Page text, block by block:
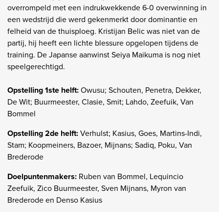
overrompeld met een indrukwekkende 6-0 overwinning in
een wedstrijd die werd gekenmerkt door dominantie en
felheid van de thuisploeg. Kristijan Belic was niet van de
partij, hij heeft een lichte blessure opgelopen tijdens de
training. De Japanse aanwinst Seiya Maikuma is nog niet
speelgerechtigd.
Opstelling 1ste helft:Owusu; Schouten, Penetra, Dekker,
De Wit; Buurmeester, Clasie, Smit; Lahdo, Zeefuik, Van
Bommel
Opstelling 2de helft:Verhulst; Kasius, Goes, Martins-Indi,
Stam; Koopmeiners, Bazoer, Mijnans; Sadiq, Poku, Van
Brederode
Doelpuntenmakers: Ruben van Bommel, Lequincio
Zeefuik, Zico Buurmeester, Sven Mijnans, Myron van
Brederode en Denso Kasius